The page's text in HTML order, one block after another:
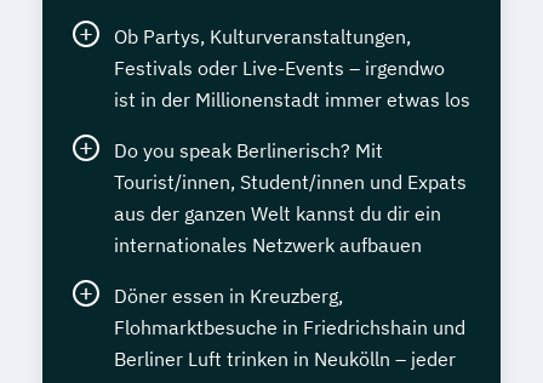
Ob Partys, Kulturveranstaltungen,
Festivals oder Live-Events – irgendwo
ist in der Millionenstadt immer etwas los
Do you speak Berlinerisch? Mit
Tourist/innen, Student/innen und Expats
aus der ganzen Welt kannst du dir ein
internationales Netzwerk aufbauen
Döner essen in Kreuzberg,
Flohmarktbesuche in Friedrichshain und
Berliner Luft trinken in Neukölln – jeder